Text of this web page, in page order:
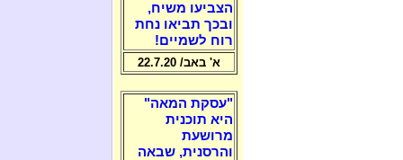
הצביעו משיח,
ובכך תביאו נחת
רוח לשמיים!
א' באב/ 22.7.20
"עסקת המאה"
היא תוכנית
מרושעת
והרסנית, שבאה